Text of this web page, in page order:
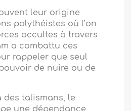
leur origine
polythéistes où l’on
occultes à travers
a combattu ces
rappeler que seul
de nuire ou de
des talismans, le
une dépendance